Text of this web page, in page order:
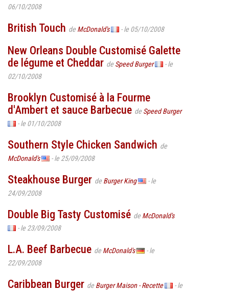
06/10/2008
British Touch de McDonald's - le 05/10/2008
New Orleans Double Customisé Galette
de légume et Cheddar de Speed Burger
- le
02/10/2008
Brooklyn Customisé à la Fourme
d'Ambert et sauce Barbecue de Speed Burger
- le 01/10/2008
Southern Style Chicken Sandwich de
McDonald's
- le 25/09/2008
Steakhouse Burger de Burger King
- le
24/09/2008
Double Big Tasty Customisé de McDonald's
- le 23/09/2008
L.A. Beef Barbecue de McDonald's
- le
22/09/2008
Caribbean Burger de Burger Maison - Recette
- le